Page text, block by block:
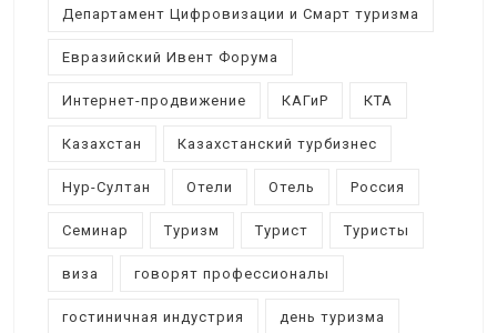
Департамент Цифровизации и Смарт туризма
Евразийский Ивент Форума
Интернет-продвижение КАГиР КТА
Казахстан Казахстанский турбизнес
Нур-Султан Отели Отель Россия
Семинар Туризм Турист Туристы
виза говорят профессионалы
гостиничная индустрия день туризма